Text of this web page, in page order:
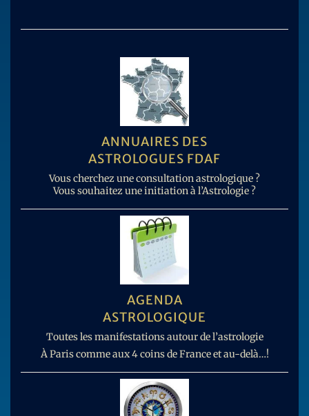
ANNUAIRES DES
ASTROLOGUES FDAF
Vous cherchez une consultation astrologique ?
Vous souhaitez une initiation à l’Astrologie ?
AGENDA
ASTROLOGIQUE
Toutes les manifestations autour de l’astrologie
À Paris comme aux 4 coins de France et au-delà…!